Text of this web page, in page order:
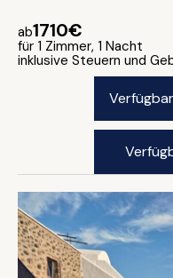
ab1710€
für 1 Zimmer, 1 Nacht
inklusive Steuern und